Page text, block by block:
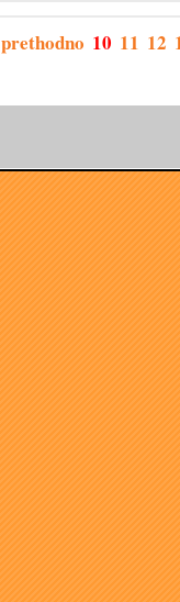
prethodno 10 11 12